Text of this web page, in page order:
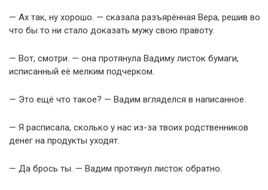
— Ах так, ну хорошо. — сказала разъярённая Вера, решив во
что бы то ни стало доказать мужу свою правоту.
— Вот, смотри. — она протянула Вадиму листок бумаги,
исписанный её мелким подчерком.
— Это ещё что такое? — Вадим вгляделся в написанное.
— Я расписала, сколько у нас из-за твоих родственников
денег на продукты уходят.
— Да брось ты. — Вадим протянул листок обратно.